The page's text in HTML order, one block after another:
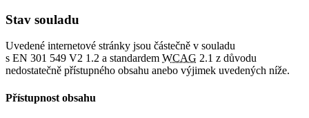
Stav souladu
Uvedené internetové stránky jsou částečně v souladu
s EN 301 549 V2 1.2 a standardem WCAG 2.1 z důvodu
nedostatečně přístupného obsahu anebo výjimek uvedených níže.
Přístupnost obsahu